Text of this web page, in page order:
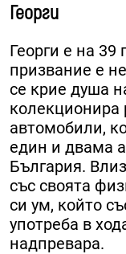
Георги
Георги е на 39
призвание е
се крие душа
колекционира
автомобили,
един и двама
България.​
със своята
си ум, който
употреба в
надпревара.